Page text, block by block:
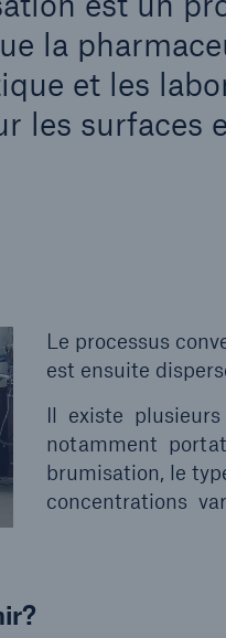
la
et les
les surfaces
Le processus
est ensuite
Il existe
notamment
brumisation, le
concentrations